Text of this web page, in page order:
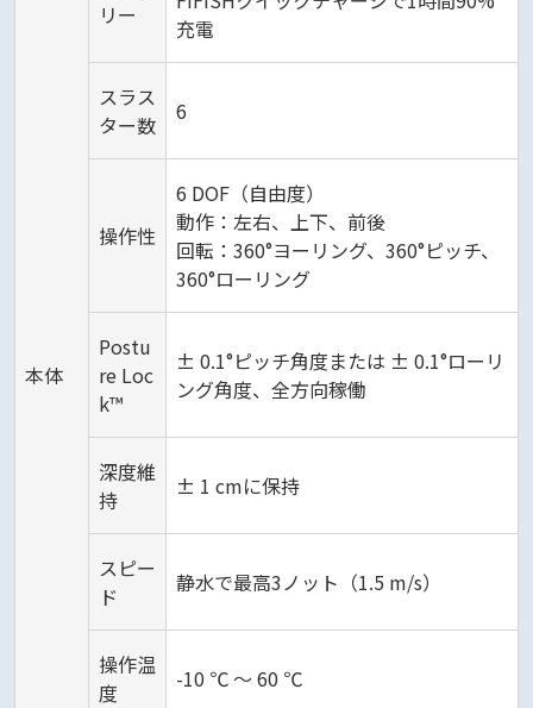
本体
リー
充電
スラス
ター数
6
操作性
6 DOF（自由度）
動作：左右、上下、前後
回転：360°ヨーリング、360°ピッチ、
360°ローリング
Postu
re Loc
k™
± 0.1°ピッチ角度または ± 0.1°ローリ
ング角度、全方向稼働
深度維
持
± 1 cmに保持
スピー
ド
静水で最高3ノット（1.5 m/s）
操作温
度
-10 ℃ ～ 60 ℃